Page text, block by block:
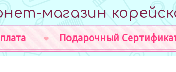
магазин
Подарочный